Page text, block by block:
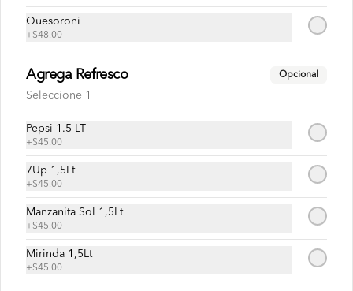
para crear tu combinación perfecta. ¡Un
tomate de Mister Pizza y con queso
horneadas y sazonadas con sal. Incluye 2
Quesoroni
+$48.00
Agrega Refresco Opcional
Seleccione 1
Pepsi 1.5 LT
+$45.00
7Up 1,5Lt
+$45.00
Manzanita Sol 1,5Lt
+$45.00
Mirinda 1,5Lt
+$45.00